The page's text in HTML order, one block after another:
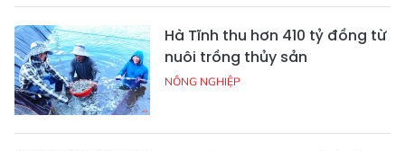
Hà Tĩnh thu hơn 410 tỷ đồng từ
nuôi trồng thủy sản
NÔNG NGHIỆP